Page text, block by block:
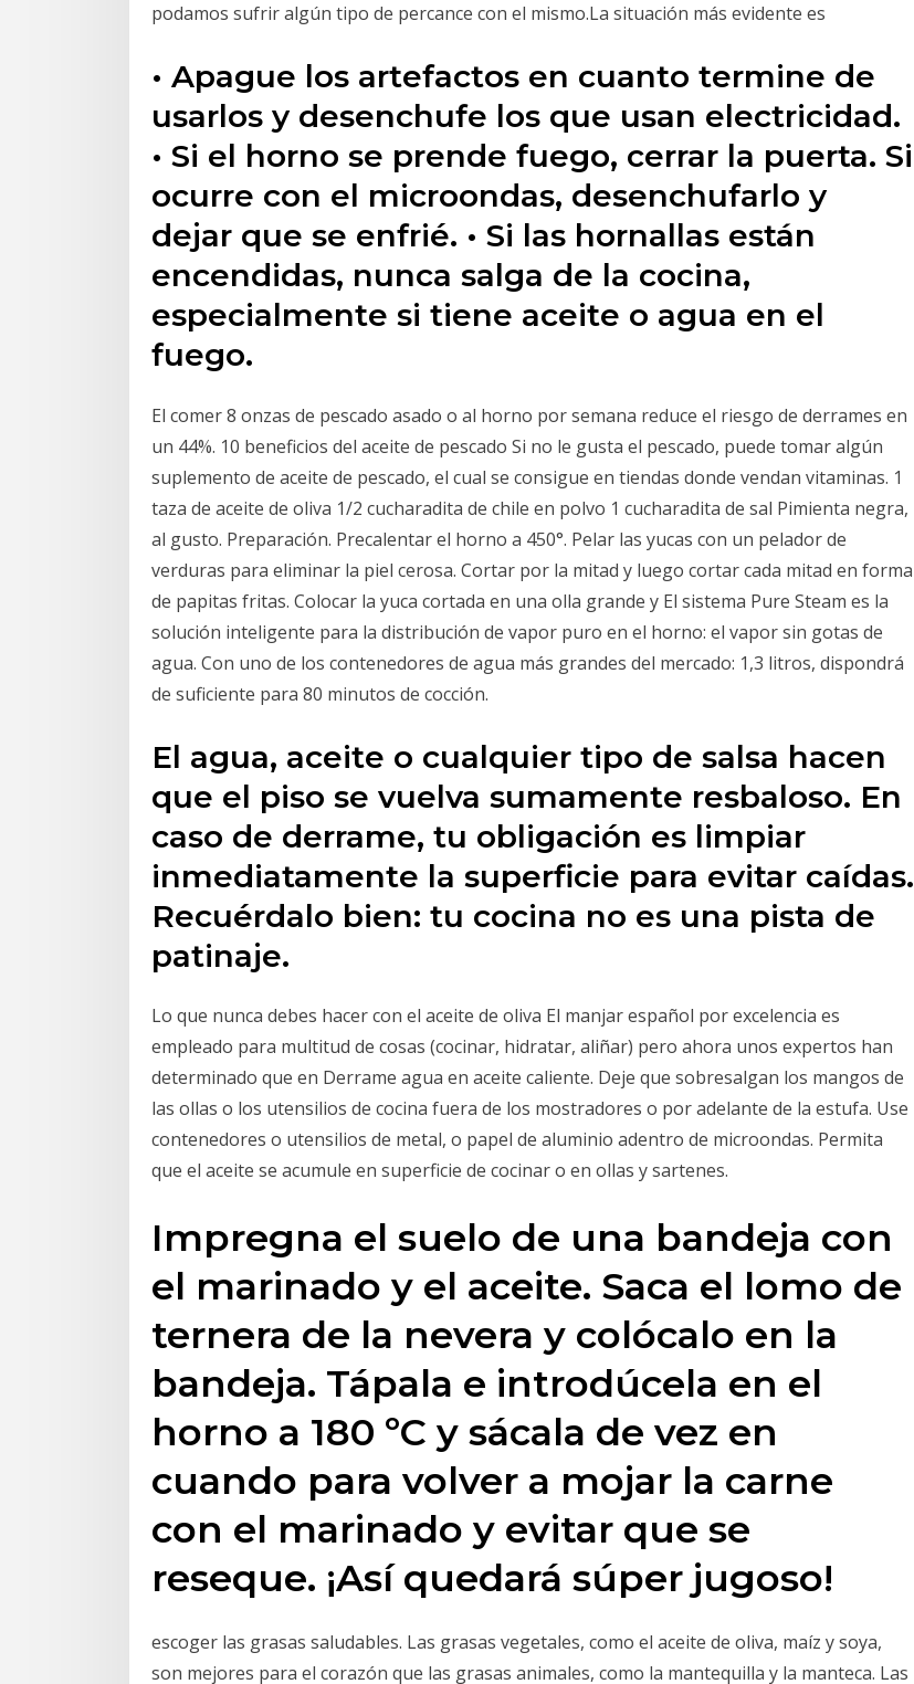
podamos sufrir algún tipo de percance con el mismo.La situación más evidente es
• Apague los artefactos en cuanto termine de
usarlos y desenchufe los que usan electricidad.
• Si el horno se prende fuego, cerrar la puerta. Si
ocurre con el microondas, desenchufarlo y
dejar que se enfrié. • Si las hornallas están
encendidas, nunca salga de la cocina,
especialmente si tiene aceite o agua en el
fuego.
El comer 8 onzas de pescado asado o al horno por semana reduce el riesgo de derrames en
un 44%. 10 beneficios del aceite de pescado Si no le gusta el pescado, puede tomar algún
suplemento de aceite de pescado, el cual se consigue en tiendas donde vendan vitaminas. 1
taza de aceite de oliva 1/2 cucharadita de chile en polvo 1 cucharadita de sal Pimienta negra,
al gusto. Preparación. Precalentar el horno a 450°. Pelar las yucas con un pelador de
verduras para eliminar la piel cerosa. Cortar por la mitad y luego cortar cada mitad en forma
de papitas fritas. Colocar la yuca cortada en una olla grande y El sistema Pure Steam es la
solución inteligente para la distribución de vapor puro en el horno: el vapor sin gotas de
agua. Con uno de los contenedores de agua más grandes del mercado: 1,3 litros, dispondrá
de suficiente para 80 minutos de cocción.
El agua, aceite o cualquier tipo de salsa hacen
que el piso se vuelva sumamente resbaloso. En
caso de derrame, tu obligación es limpiar
inmediatamente la superficie para evitar caídas.
Recuérdalo bien: tu cocina no es una pista de
patinaje.
Lo que nunca debes hacer con el aceite de oliva El manjar español por excelencia es
empleado para multitud de cosas (cocinar, hidratar, aliñar) pero ahora unos expertos han
determinado que en Derrame agua en aceite caliente. Deje que sobresalgan los mangos de
las ollas o los utensilios de cocina fuera de los mostradores o por adelante de la estufa. Use
contenedores o utensilios de metal, o papel de aluminio adentro de microondas. Permita
que el aceite se acumule en superficie de cocinar o en ollas y sartenes.
Impregna el suelo de una bandeja con
el marinado y el aceite. Saca el lomo de
ternera de la nevera y colócalo en la
bandeja. Tápala e introdúcela en el
horno a 180 ºC y sácala de vez en
cuando para volver a mojar la carne
con el marinado y evitar que se
reseque. ¡Así quedará súper jugoso!
escoger las grasas saludables. Las grasas vegetales, como el aceite de oliva, maíz y soya,
son mejores para el corazón que las grasas animales, como la mantequilla y la manteca. Las